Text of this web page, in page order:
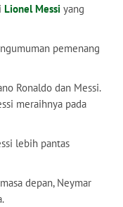
Lionel Messi yang
pemenang
Ronaldo dan Messi.
meraihnya pada
lebih pantas
depan, Neymar